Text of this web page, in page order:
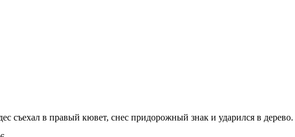
съехал в правый кювет, снес придорожный знак и ударился в дерево.